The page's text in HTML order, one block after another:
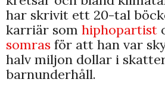
har skrivit ett 20-tal
karriär som hiphopartist
somras för att han var
halv miljon dollar i
barnunderhåll.